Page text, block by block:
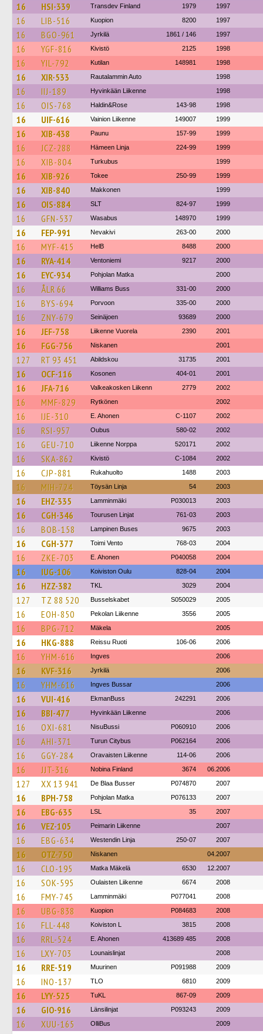
16 HSI-339 Transdev Finland 1979 1997
16 LIB-516 Kuopion 8200 1997
16 BGO-961 Jyrkilä 1861 / 146 1997
16 YGF-816 Kivistö 2125 1998
16 YIL-792 Kutilan 148981 1998
16 XIR-533 Rautalammin Auto 1998
16 IIJ-189 Hyvinkään Liikenne 1998
16 OIS-768 Haldin&Rose 143-98 1998
16 UIF-616 Vainion Liikenne 149007 1999
16 XIB-438 Paunu 157-99 1999
16 JCZ-288 Hämeen Linja 224-99 1999
16 XIB-804 Turkubus 1999
16 XIB-926 Tokee 250-99 1999
16 XIB-840 Makkonen 1999
16 OIS-884 SLT 824-97 1999
16 GFN-537 Wasabus 148970 1999
16 FEP-991 Nevakivi 263-00 2000
16 MYF-415 HelB 8488 2000
16 RYA-414 Ventoniemi 9217 2000
16 EYC-934 Pohjolan Matka 2000
16 ÅLR 66 Williams Buss 331-00 2000
16 BYS-694 Porvoon 335-00 2000
16 ZNY-679 Seinäjoen 93689 2000
16 JEF-758 Liikenne Vuorela 2390 2001
16 FGG-756 Niskanen 2001
127 RT 93 451 Abildskou 31735 2001
16 OCF-116 Kosonen 404-01 2001
16 JFA-716 Valkeakosken Liikenn 2779 2002
16 MMF-829 Rytkönen 2002
16 IJE-310 E. Ahonen C-1107 2002
16 RSI-957 Oubus 580-02 2002
16 GEU-710 Liikenne Norppa 520171 2002
16 SKA-862 Kivistö C-1084 2002
16 CJP-881 Rukahuolto 1488 2003
16 MIH-724 Töysän Linja 54 2003
16 EHZ-335 Lamminmäki P030013 2003
16 CGH-346 Tourusen Linjat 761-03 2003
16 BOB-158 Lampinen Buses 9675 2003
16 CGH-377 Toimi Vento 768-03 2004
16 ZKE-703 E. Ahonen P040058 2004
16 IUG-106 Koiviston Oulu 828-04 2004
16 HZZ-382 TKL 3029 2004
127 TZ 88 520 Busselskabet S050029 2005
16 EOH-850 Pekolan Liikenne 3556 2005
16 BPG-712 Mäkela 2005
16 HKG-888 Reissu Ruoti 106-06 2006
16 YHM-616 Ingves 2006
16 KVF-316 Jyrkilä 2006
16 YHM-616 Ingves Bussar 2006
16 VUI-416 EkmanBuss 242291 2006
16 BBI-477 Hyvinkään Liikenne 2006
16 OXI-681 NisuBussi P060910 2006
16 AHI-371 Turun Citybus P062164 2006
16 GGY-284 Oravaisten Liikenne 114-06 2006
16 JJT-316 Nobina Finland 3674 06.2006
127 XX 13 941 De Blaa Busser P074870 2007
16 BPH-758 Pohjolan Matka P076133 2007
16 EBG-635 LSL 35 2007
16 VEZ-105 Peimarin Liikenne 2007
16 EBG-634 Westendin Linja 250-07 2007
16 OTZ-750 Niskanen 04.2007
16 CLO-195 Matka Mäkelä 6530 12.2007
16 SOK-595 Oulaisten Liikenne 6674 2008
16 FMY-745 Lamminmäki P077041 2008
16 UBG-838 Kuopion P084683 2008
16 FLL-448 Koiviston L 3815 2008
16 RRL-524 E. Ahonen 413689 485 2008
16 LXY-703 Lounaislinjat 2008
16 RRE-519 Muurinen P091988 2009
16 INO-137 TLO 6810 2009
16 LYY-525 TuKL 867-09 2009
16 GIO-916 Länsilinjat P093243 2009
16 XUU-165 OlliBus 2009